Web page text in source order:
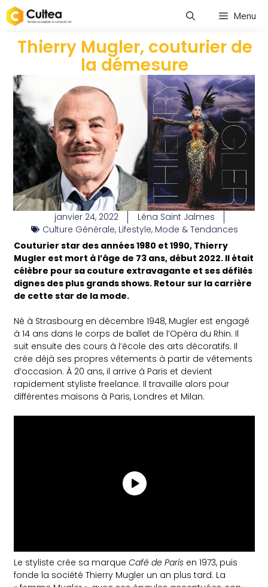
Menu
Thierry Mugler, couturier de
la démesure
janvier 24, 2022
Léna Saint Jalmes
Culture Générale, Lifestyle, Mode & Tendances
Couturier star des années 1980 et 1990, Thierry
Mugler est mort à l’âge de 73 ans, début 2022. Il était
célèbre pour sa couture extravagante et ses défilés
dignes des plus grands shows. Retour sur la carrière
de cette star de la mode.
Né à Strasbourg en décembre 1948, Mugler est engagé
à 14 ans dans le corps de ballet de l’Opéra du Rhin. Il
suit ensuite des cours à l’école des arts décoratifs. Il
crée déjà ses propres vêtements à partir de vêtements
d’occasion. À 20 ans, il arrive à Paris et devient
rapidement styliste freelance. Il travaille alors pour
différentes maisons à Paris, Londres et Milan.
Le styliste crée sa marqueCafé de Paris en 1973, puis
fonde la société Thierry Mugler un an plus tard. La